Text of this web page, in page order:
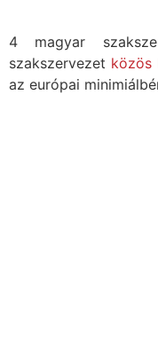
4 magyar
szakszervezet közös
az európai